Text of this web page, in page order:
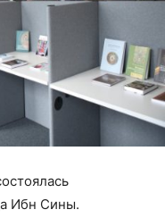
Ибн Сины.